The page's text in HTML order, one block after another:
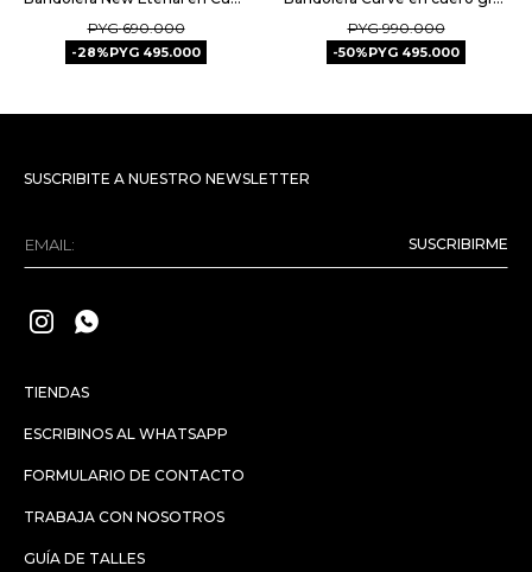
PYG 690.000
28 PYG 495.000
PYG 990.000
50 PYG 495.000
TIENDAS
ESCRIBINOS AL WHATSAPP
FORMULARIO DE CONTACTO
TRABAJA CON NOSOTROS
GUÍA DE TALLES
SUSCRIBITE A NUESTRO NEWSLETTER
SUSCRIBIRME
 